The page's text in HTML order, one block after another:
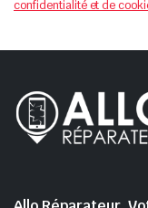
confidentialité et de